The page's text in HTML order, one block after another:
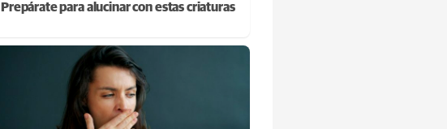
Prepárate para alucinar con estas criaturas